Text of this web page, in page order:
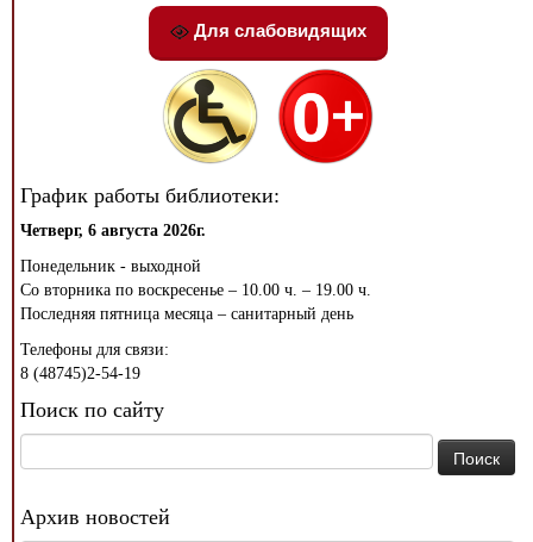
Для слабовидящих
График работы библиотеки:
Четверг, 6 августа 2026г.
Понедельник - выходной
Со вторника по воскресенье – 10.00 ч. – 19.00 ч.
Последняя пятница месяца – санитарный день
Телефоны для связи:
8 (48745)2-54-19
Поиск по сайту
Архив новостей